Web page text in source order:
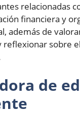
relacionadas
financiera y
además de
reflexionar sobre
de